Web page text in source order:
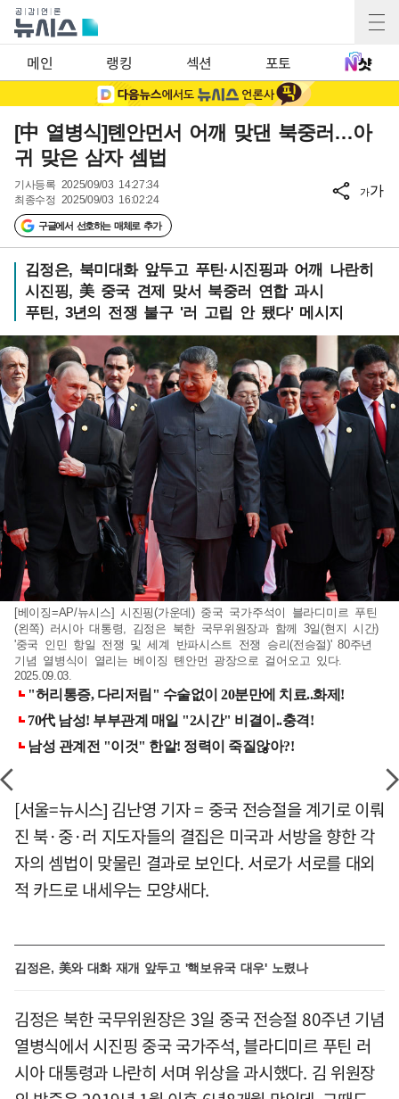
메인 랭킹 섹션 포토
[中 열병식]톈안먼서 어깨 맞댄 북중러…아
귀 맞은 삼자 셈법
기사등록 2025/09/03 14:27:34
최종수정 2025/09/03 16:02:24
구글에서 선호하는 매체로 추가
가가
김정은, 북미대화 앞두고 푸틴·시진핑과 어깨 나란히
시진핑, 美 중국 견제 맞서 북중러 연합 과시
푸틴, 3년의 전쟁 불구 '러 고립 안 됐다' 메시지
[베이징=AP/뉴시스] 시진핑(가운데) 중국 국가주석이 블라디미르 푸틴
(왼쪽) 러시아 대통령, 김정은 북한 국무위원장과 함께 3일(현지 시간)
'중국 인민 항일 전쟁 및 세계 반파시스트 전쟁 승리(전승절)' 80주년
기념 열병식이 열리는 베이징 톈안먼 광장으로 걸어오고 있다.
2025.09.03.
[서울=뉴시스] 김난영 기자 = 중국 전승절을 계기로 이뤄
진 북·중·러 지도자들의 결집은 미국과 서방을 향한 각
자의 셈법이 맞물린 결과로 보인다. 서로가 서로를 대외
적 카드로 내세우는 모양새다.
김정은, 美와 대화 재개 앞두고 '핵보유국 대우' 노렸나
김정은 북한 국무위원장은 3일 중국 전승절 80주년 기념
열병식에서 시진핑 중국 국가주석, 블라디미르 푸틴 러
시아 대통령과 나란히 서며 위상을 과시했다. 김 위원장